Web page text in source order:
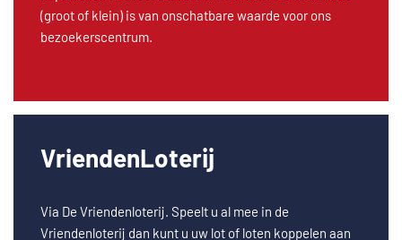
(groot of klein) is van onschatbare waarde voor ons
bezoekerscentrum.
VriendenLoterij
Via De Vriendenloterij. Speelt u al mee in de
Vriendenloterij dan kunt u uw lot of loten koppelen aan